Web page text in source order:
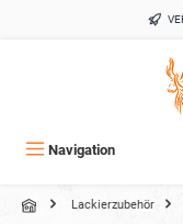
Navigation
Lackierzubehör